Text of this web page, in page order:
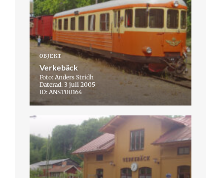
OBJEKT
Verkebäck
Foto: Anders Stridh
Daterad: 3 juli 2005
ID: ANST00164